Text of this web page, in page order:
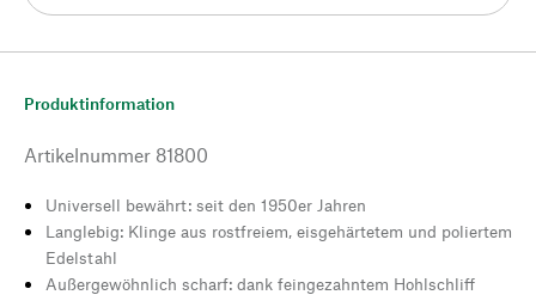
Produktinformation
Artikelnummer 81800
Universell bewährt: seit den 1950er Jahren
Langlebig: Klinge aus rostfreiem, eisgehärtetem und poliertem
Edelstahl
Außergewöhnlich scharf: dank feingezahntem Hohlschliff